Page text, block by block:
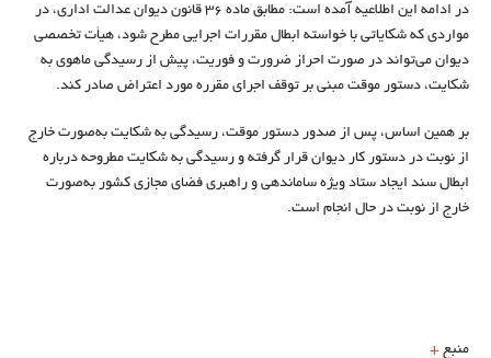
در ادامه این اطلاعیه آمده است: مطابق ماده ۳۶ قانون دیوان عدالت اداری، در
مواردی که شکایاتی با خواسته ابطال مقررات اجرایی مطرح شود، هیأت تخصصی
دیوان می‌تواند در صورت احراز ضرورت و فوریت، پیش از رسیدگی ماهوی به
شکایت، دستور موقت مبنی بر توقف اجرای مقرره مورد اعتراض صادر کند.
بر همین اساس، پس از صدور دستور موقت، رسیدگی به شکایت به‌صورت خارج
از نوبت در دستور کار دیوان قرار گرفته و رسیدگی به شکایت مطروحه درباره
ابطال سند ایجاد ستاد ویژه ساماندهی و راهبری فضای مجازی کشور به‌صورت
خارج از نوبت در حال انجام است.
منبع +